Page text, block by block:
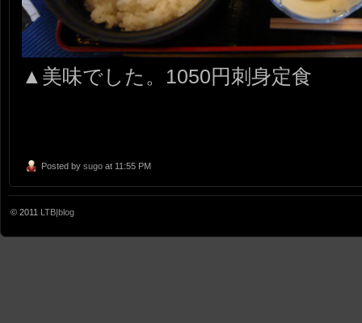
▲美味でした。1050円刺身定食
Posted by sugo at 11:55 PM
© 2011 LTB|blog